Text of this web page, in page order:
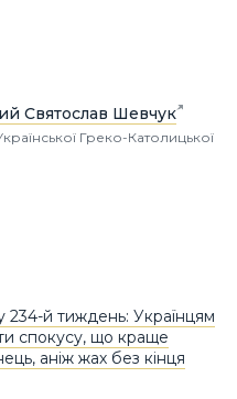
Святослав Шевчук
Греко-Католицької
234-й тиждень: Українцям
спокусу, що краще
аніж жах без кінця